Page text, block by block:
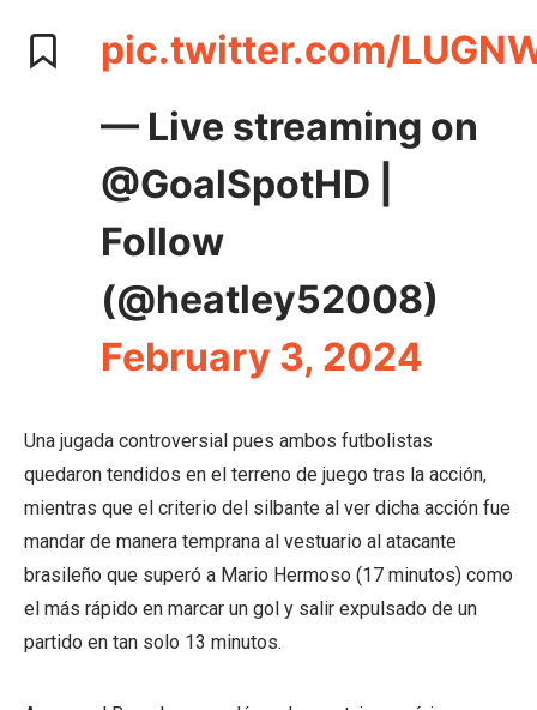
pic.twitter.com/
— Live streaming on
@GoalSpotHD |
Follow
(@heatley52008)
February 3, 2024
Una jugada controversial pues ambos futbolistas
quedaron tendidos en el terreno de juego tras la acción,
mientras que el criterio del silbante al ver dicha acción fue
mandar de manera temprana al vestuario al atacante
brasileño que superó a Mario Hermoso (17 minutos) como
el más rápido en marcar un gol y salir expulsado de un
partido en tan solo 13 minutos.